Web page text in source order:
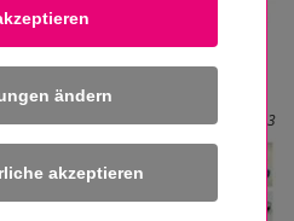
ändern
Stand: 05.04.2026 10:03:13
die